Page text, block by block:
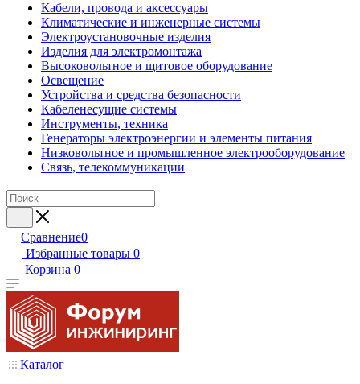
Кабели, провода и аксессуары
Климатические и инженерные системы
Электроустановочные изделия
Изделия для электромонтажа
Высоковольтное и щитовое оборудование
Освещение
Устройства и средства безопасности
Кабеленесущие системы
Инструменты, техника
Генераторы электроэнергии и элементы питания
Низковольтное и промышленное электрооборудование
Связь, телекоммуникации
Сравнение0
Избранные товары 0
Корзина 0
Каталог